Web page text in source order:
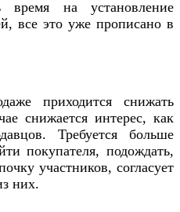
на установление
все это уже прописано в
приходится снижать
снижается интерес, как
Требуется больше
покупателя, подождать,
участников, согласует
них.